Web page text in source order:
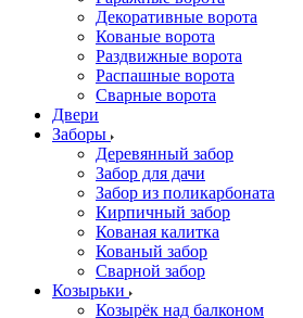
Декоративные ворота
Кованые ворота
Раздвижные ворота
Распашные ворота
Сварные ворота
Двери
Заборы
Деревянный забор
Забор для дачи
Забор из поликарбоната
Кирпичный забор
Кованая калитка
Кованый забор
Сварной забор
Козырьки
Козырёк над балконом